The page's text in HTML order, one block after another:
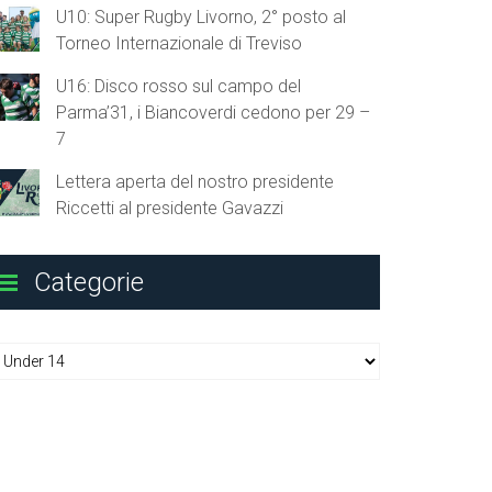
U10: Super Rugby Livorno, 2° posto al
Torneo Internazionale di Treviso
U16: Disco rosso sul campo del
Parma’31, i Biancoverdi cedono per 29 –
7
Lettera aperta del nostro presidente
Riccetti al presidente Gavazzi
Categorie